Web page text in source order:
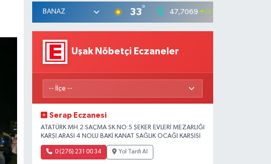
33° 47,7069 0.17
Uşak Nöbetçi Eczaneler
Serap Eczanesi
ATATÜRK MH.2.SAÇMA SK.NO:5 ŞEKER EVLERİ MEZARLIĞI
KARŞI ARASI 4 NOLU BAKİ KANAT SAĞLIK OCAĞI KARŞISI
0 (276) 231 00 34 Yol Tarifi Al